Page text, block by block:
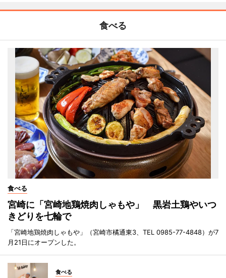
食べる
食べる
宮崎に「宮崎地鶏焼肉しゃもや」 黒岩土鶏やいつ
きどりを七輪で
「宮崎地鶏焼肉しゃもや」（宮崎市橘通東3、TEL 0985-77-4848）が7
月21日にオープンした。
食べる